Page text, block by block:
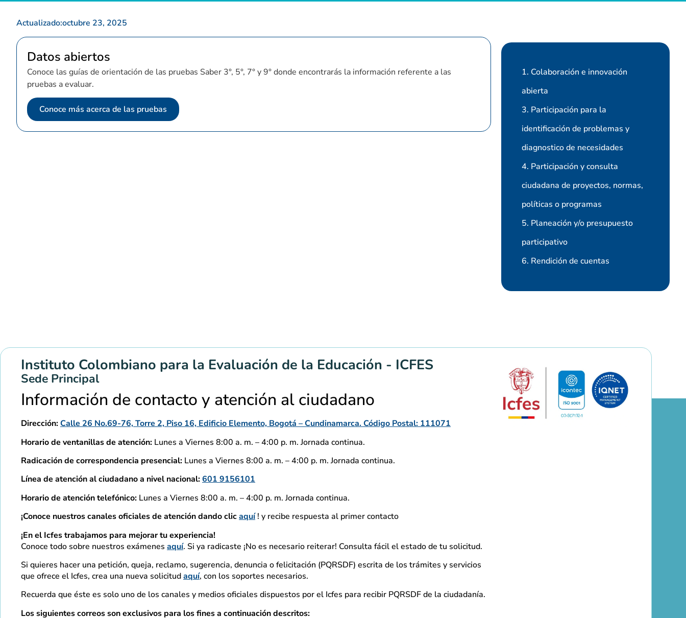
Actualizado:octubre 23, 2025
Datos abiertos
Conoce las guías de orientación de las pruebas Saber 3°, 5°, 7° y 9° donde encontrarás la información referente a las
pruebas a evaluar.
Conoce más acerca de las pruebas
1. Colaboración e innovación
abierta
3. Participación para la
identificación de problemas y
diagnostico de necesidades
4. Participación y consulta
ciudadana de proyectos, normas,
políticas o programas
5. Planeación y/o presupuesto
participativo
6. Rendición de cuentas
Instituto Colombiano para la Evaluación de la Educación - ICFES
Sede Principal
Información de contacto y atención al ciudadano
Dirección:Calle 26 No.69-76, Torre 2, Piso 16, Edificio Elemento, Bogotá – Cundinamarca. Código Postal: 111071
Horario de ventanillas de atención: Lunes a Viernes 8:00 a. m. – 4:00 p. m. Jornada continua.
Radicación de correspondencia presencial: Lunes a Viernes 8:00 a. m. – 4:00 p. m. Jornada continua.
Línea de atención al ciudadano a nivel nacional:601 9156101
Horario de atención telefónico: Lunes a Viernes 8:00 a. m. – 4:00 p. m. Jornada continua.
¡Conoce nuestros canales oficiales de atención dando clicaquí! y recibe respuesta al primer contacto
¡En el Icfes trabajamos para mejorar tu experiencia!
Conoce todo sobre nuestros exámenes aquí. Si ya radicaste ¡No es necesario reiterar! Consulta fácil el estado de tu solicitud.
Si quieres hacer una petición, queja, reclamo, sugerencia, denuncia o felicitación (PQRSDF) escrita de los trámites y servicios
que ofrece el Icfes, crea una nueva solicitudaquí, con los soportes necesarios.
Recuerda que éste es solo uno de los canales y medios oficiales dispuestos por el Icfes para recibir PQRSDF de la ciudadanía.
Los siguientes correos son exclusivos para los fines a continuación descritos: